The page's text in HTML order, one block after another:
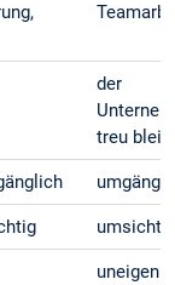
der
treu